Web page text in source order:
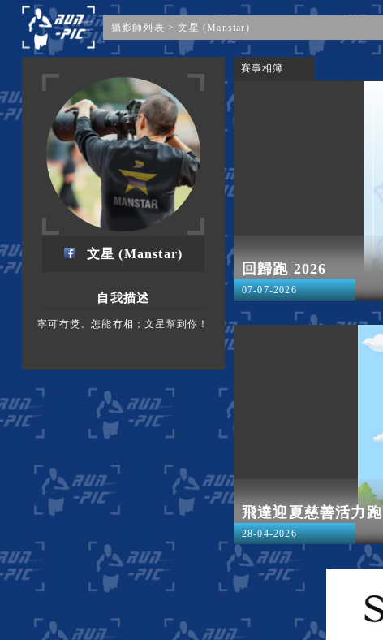
攝影師列表 >文星 (Manstar)
文星 (Manstar)
自我描述
寧可冇獎、怎能冇相；文星幫到你！
賽事相簿
回歸跑 2026
07-07-2026
飛達迎夏慈善活力跑
28-04-2026